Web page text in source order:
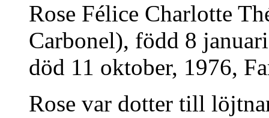
Rose Félice Charlotte
Carbonel), född 8
död 11 oktober, 1976,
Rose var dotter till